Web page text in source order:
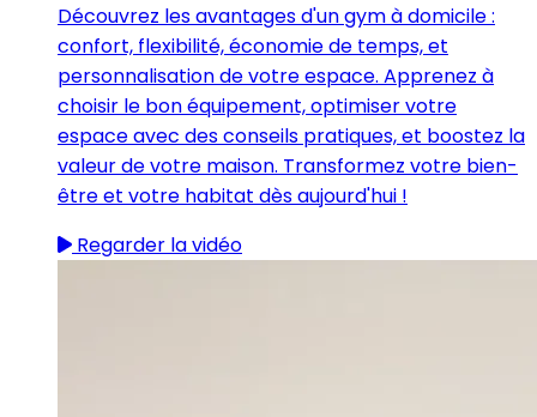
Découvrez les avantages d'un gym à domicile :
confort, flexibilité, économie de temps, et
personnalisation de votre espace. Apprenez à
choisir le bon équipement, optimiser votre
espace avec des conseils pratiques, et boostez la
valeur de votre maison. Transformez votre bien-
être et votre habitat dès aujourd'hui !
Regarder la vidéo